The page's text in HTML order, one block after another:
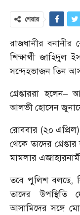
শেয়ার
রাজধানীর বনানীর
শিক্ষার্থী
সন্দেহভাজন তিন
গ্রেপ্তাররা
আলভী হোসেন
রোববার (২০ এপ্রিল)
থেকে তাদের
মামলার
তবে পুলিশ বলছে,
তাদের উপস্থিতি
আসামিদের সঙ্গে